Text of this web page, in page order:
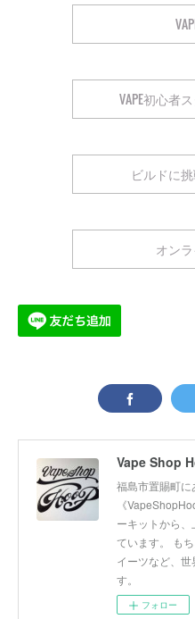
VAPE初心者
ビルドに
オン
Vape Shop
福島市置賜町
《
ーキットから
ています。 も
イーツなど、
す。
フォロー